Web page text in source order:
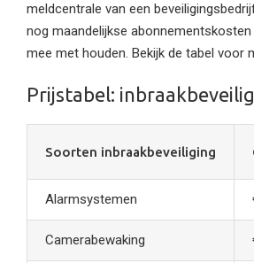
meldcentrale van een
nog maandelijkse abonnementskosten
mee met houden. Bekijk de tabel voor
Prijstabel:
Soorten inbraakbeveiliging
Alarmsystemen
Camerabewaking